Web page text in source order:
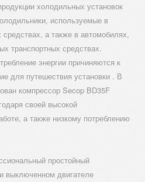
холодильных установок
используемые в
а также в автомобилях,
транспортных средствах.
энергии причиняются к
для путешествия установки . В
компрессор Secop BD35F
своей высокой
а также низкому потреблению
простойный
выключенном двигателе